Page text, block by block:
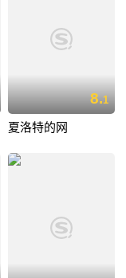
8.1
夏洛特的网